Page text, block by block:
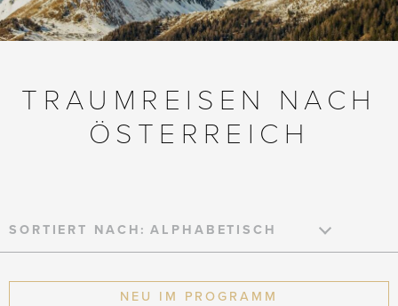
TRAUMREISEN NACH
ÖSTERREICH
SORTIERT NACH:
NEU IM PROGRAMM